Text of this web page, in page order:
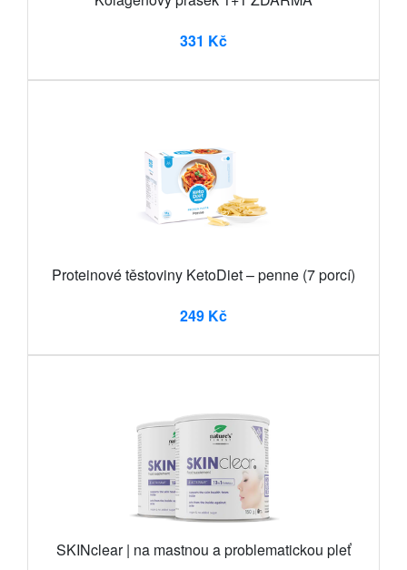
331 Kč
Proteinové těstoviny KetoDiet – penne (7 porcí)
249 Kč
SKINclear | na mastnou a problematickou pleť